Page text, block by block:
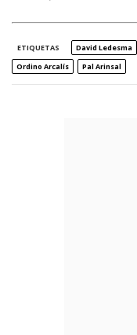
ETIQUETAS David Ledesma
Ordino Arcalís
Pal Arinsal